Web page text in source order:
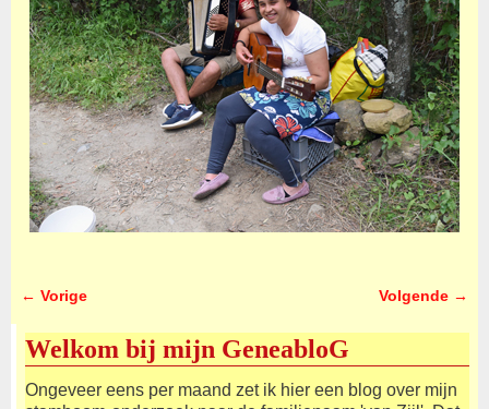
← Vorige Volgende →
Welkom bij mijn GeneabloG
Ongeveer eens per maand zet ik hier een blog over mijn